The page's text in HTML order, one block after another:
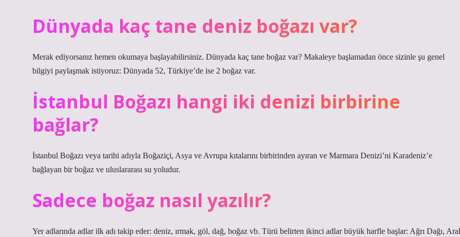
Dünyada kaç tane deniz boğazı var?
Merak ediyorsanız hemen okumaya başlayabilirsiniz. Dünyada kaç tane boğaz var? Makaleye başlamadan önce sizinle şu genel
bilgiyi paylaşmak istiyoruz: Dünyada 52, Türkiye’de ise 2 boğaz var.
İstanbul Boğazı hangi iki denizi birbirine
bağlar?
İstanbul Boğazı veya tarihi adıyla Boğaziçi, Asya ve Avrupa kıtalarını birbirinden ayıran ve Marmara Denizi’ni Karadeniz’e
bağlayan bir boğaz ve uluslararası su yoludur.
Sadece boğaz nasıl yazılır?
Yer adlarında adlar ilk adı takip eder: deniz, ırmak, göl, dağ, boğaz vb. Türü belirten ikinci adlar büyük harfle başlar: Ağrı Dağı, Aral